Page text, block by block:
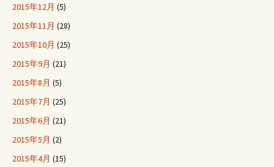
2015年12月 (5)
2015年11月 (28)
2015年10月 (25)
2015年9月 (21)
2015年8月 (5)
2015年7月 (25)
2015年6月 (21)
2015年5月 (2)
2015年4月 (15)